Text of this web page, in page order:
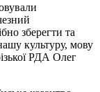
зберегти та
культуру, мову
РДА Олег